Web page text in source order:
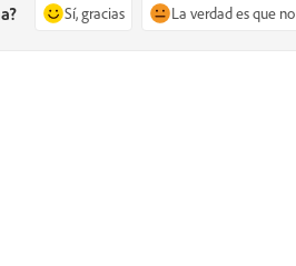
Sí, gracias La verdad es que no